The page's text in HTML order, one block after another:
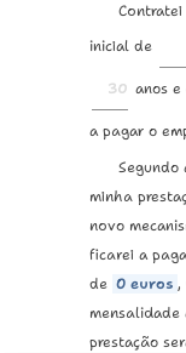
Contratei
inicial de
anos
a pagar o
minha
novo
ficarei a
de 0 euros ,
mensalidade
prestação